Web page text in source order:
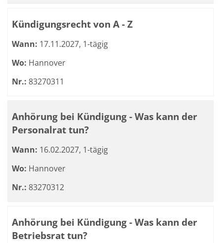
Kündigungsrecht von A - Z
Wann: 17.11.2027, 1-tägig
Wo: Hannover
Nr.: 83270311
Anhörung bei Kündigung - Was kann der
Personalrat tun?
Wann: 16.02.2027, 1-tägig
Wo: Hannover
Nr.: 83270312
Anhörung bei Kündigung - Was kann der
Betriebsrat tun?